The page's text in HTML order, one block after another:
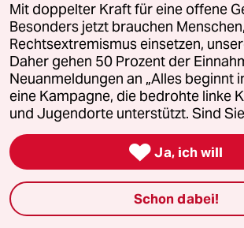
Mehr taz Lesestoff
taz Blogs
taz FUTURZWEI
Le Monde diplomatique
Mit doppelter Kraft für eine offene
Besonders jetzt brauchen
Rechtsextremismus einsetzen,
Daher gehen 50 Prozent der
Neuanmeldungen an „Alles beginnt
eine Kampagne, die bedrohte linke
und Jugendorte unterstützt. Sind
 Ja, ich will
Schon dabei!